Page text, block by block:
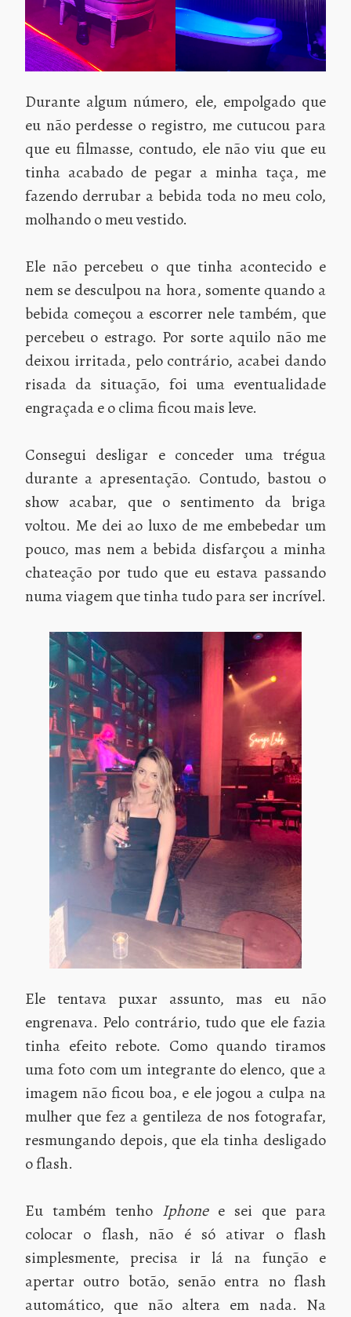
Durante algum número, ele, empolgado que
eu não perdesse o registro, me cutucou para
que eu filmasse, contudo, ele não viu que eu
tinha acabado de pegar a minha taça, me
fazendo derrubar a bebida toda no meu colo,
molhando o meu vestido.
Ele não percebeu o que tinha acontecido e
nem se desculpou na hora, somente quando a
bebida começou a escorrer nele também, que
percebeu o estrago. Por sorte aquilo não me
deixou irritada, pelo contrário, acabei dando
risada da situação, foi uma eventualidade
engraçada e o clima ficou mais leve.
Consegui desligar e conceder uma trégua
durante a apresentação. Contudo, bastou o
show acabar, que o sentimento da briga
voltou. Me dei ao luxo de me embebedar um
pouco, mas nem a bebida disfarçou a minha
chateação por tudo que eu estava passando
numa viagem que tinha tudo para ser incrível.
Ele tentava puxar assunto, mas eu não
engrenava. Pelo contrário, tudo que ele fazia
tinha efeito rebote. Como quando tiramos
uma foto com um integrante do elenco, que a
imagem não ficou boa, e ele jogou a culpa na
mulher que fez a gentileza de nos fotografar,
resmungando depois, que ela tinha desligado
o flash.
Eu também tenho Iphonee sei que para
colocar o flash, não é só ativar o flash
simplesmente, precisa ir lá na função e
apertar outro botão, senão entra no flash
automático, que não altera em nada. Na